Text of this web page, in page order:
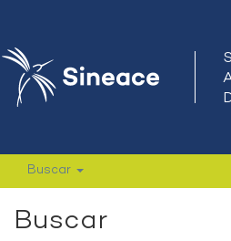
Buscar
Buscar